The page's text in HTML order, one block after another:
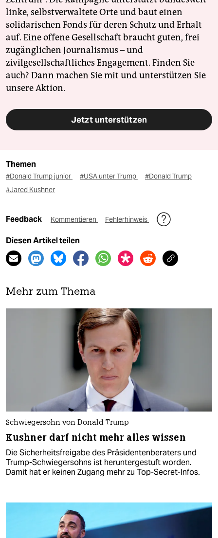
linke, selbstverwaltete Orte und baut einen
solidarischen Fonds für deren Schutz und Erhalt
auf. Eine offene Gesellschaft braucht guten, frei
zugänglichen Journalismus – und
zivilgesellschaftliches Engagement. Finden Sie
auch? Dann machen Sie mit und unterstützen Sie
unsere Aktion.
Jetzt unterstützen
Themen
#Donald Trump junior #USA unter Trump
#Donald Trump
#Jared Kushner
Feedback Kommentieren Fehlerhinweis
Diesen Artikel teilen
Mehr zum Thema
Schwiegersohn von Donald Trump
Kushner darf nicht mehr alles wissen
Die Sicherheitsfreigabe des Präsidentenberaters und
Trump-Schwiegersohns ist heruntergestuft worden.
Damit hat er keinen Zugang mehr zu Top-Secret-Infos.